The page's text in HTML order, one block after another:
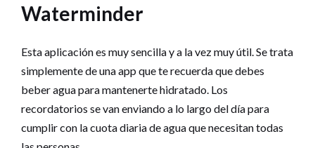
Waterminder
Esta aplicación es muy sencilla y a la vez muy útil. Se trata
simplemente de una app que te recuerda que debes
beber agua para mantenerte hidratado. Los
recordatorios se van enviando a lo largo del día para
cumplir con la cuota diaria de agua que necesitan todas